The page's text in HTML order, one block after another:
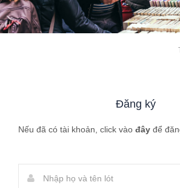
Đăng ký
Nếu đã có tài khoản, click vào đây để